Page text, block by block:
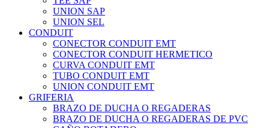
UNION SAP
UNION SEL
CONDUIT
CONECTOR CONDUIT EMT
CONECTOR CONDUIT HERMETICO
CURVA CONDUIT EMT
TUBO CONDUIT EMT
UNION CONDUIT EMT
GRIFERIA
BRAZO DE DUCHA O REGADERAS
BRAZO DE DUCHA O REGADERAS DE PVC